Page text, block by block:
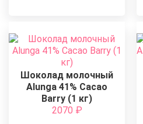
Шоколад молочный
Alunga 41% Cacao
Barry (1 кг)
2070 ₽